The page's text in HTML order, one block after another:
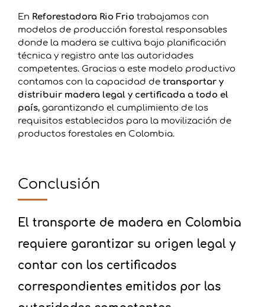
En Reforestadora Rio Frio trabajamos con
modelos de producción forestal responsables
donde la madera se cultiva bajo planificación
técnica y registro ante las autoridades
competentes. Gracias a este modelo productivo
contamos con la capacidad de transportar y
distribuir madera legal y certificada a todo el
país, garantizando el cumplimiento de los
requisitos establecidos para la movilización de
productos forestales en Colombia.
Conclusión
El transporte de madera en Colombia
requiere garantizar su origen legal y
contar con los certificados
correspondientes emitidos por las